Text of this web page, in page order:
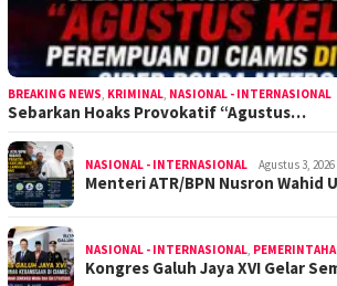
BREAKING NEWS KRIMINAL NASIONAL - INTERNASIONAL
Sebarkan Hoaks Provokatif “Agustus…
NASIONAL - INTERNASIONAL Agustus 3, 2026
Menteri ATR/BPN Nusron Wahid
NASIONAL - INTERNASIONAL
Kongres Galuh Jaya XVI Gelar